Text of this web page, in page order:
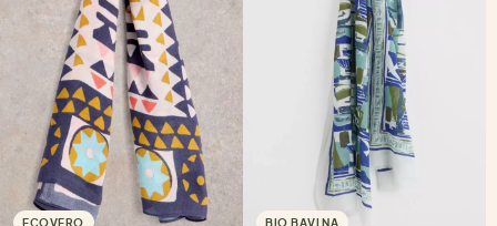
ECOVERO BIO BAVLNA